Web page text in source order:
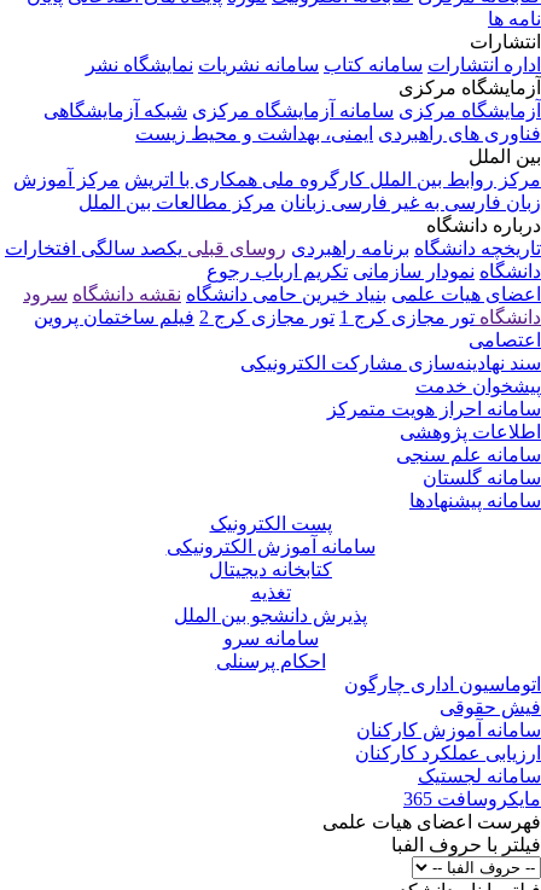
نامه ها
انتشارات
اداره انتشارات سامانه کتاب سامانه نشریات نمایشگاه نشر
آزمایشگاه مرکزی
آزمایشگاه مرکزی سامانه آزمایشگاه مرکزی شبکه آزمایشگاهی
فناوری های راهبردی ایمنی، بهداشت و محیط زیست
بین الملل
مرکز روابط بین الملل کارگروه ملی همکاری با اتریش مرکز آموزش
زبان فارسی به غیر فارسی زبانان مرکز مطالعات بین الملل
درباره دانشگاه
تاریخچه دانشگاه برنامه راهبردی روسای قبلی یکصد سالگی افتخارات
دانشگاه نمودار سازمانی تکریم ارباب رجوع
اعضای هیات علمی بنیاد خیرین حامی دانشگاه نقشه دانشگاه سرود
دانشگاه تور مجازی کرج 1 تور مجازی کرج 2
فیلم ساختمان پروین
اعتصامی
سند نهادینه‌سازی مشارکت الکترونیکی
پیشخوان خدمت
سامانه احراز هویت متمرکز
اطلاعات پژوهشی
سامانه علم سنجی
سامانه گلستان
سامانه پیشنهادها
پست الکترونیک
سامانه آموزش الکترونیکی
کتابخانه دیجیتال
تغذیه
پذیرش دانشجو بین الملل
سامانه سرو
احکام پرسنلی
اتوماسیون اداری چارگون
فیش حقوقی
سامانه آموزش کارکنان
ارزیابی عملکرد کارکنان
سامانه لجستیک
مایکروسافت 365
فهرست اعضای هیات علمی
فیلتر با حروف الفبا